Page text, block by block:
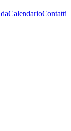
CalendarioContatti